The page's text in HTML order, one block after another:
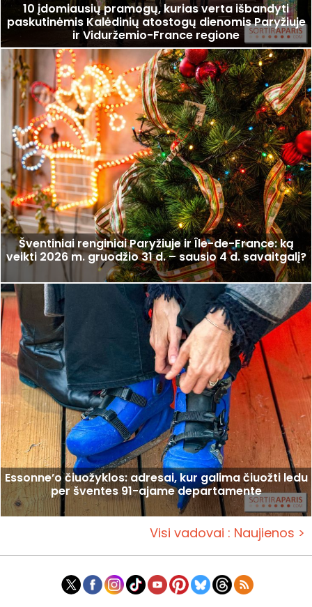
10 įdomiausių pramogų, kurias verta išbandyti
paskutinėmis Kalėdinių atostogų dienomis Paryžiuje
ir Viduržemio-France regione
Šventiniai renginiai Paryžiuje ir Île-de-France: ką
veikti 2026 m. gruodžio 31 d. – sausio 4 d. savaitgalį?
Essonne’o čiuožyklos: adresai, kur galima čiuožti ledu
per šventes 91-ajame departamente
Visi vadovai : Naujienos >